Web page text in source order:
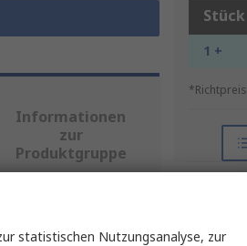
Stück
1 +
*Richtpreis
Informationen
zur
Produktgruppe
statistischen Nutzungsanalyse, zur